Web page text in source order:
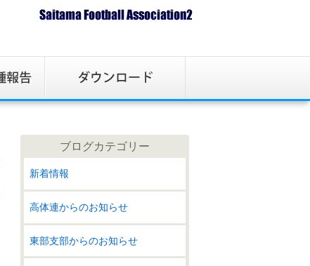
ブログカテゴリー
新着情報
高体連からのお知らせ
東部支部からのお知らせ